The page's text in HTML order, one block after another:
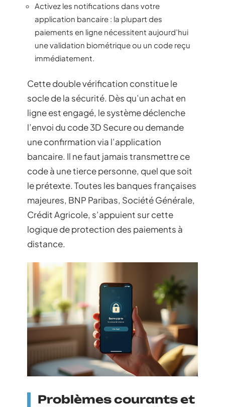
Activez les notifications dans votre
application bancaire : la plupart des
paiements en ligne nécessitent aujourd’hui
une validation biométrique ou un code reçu
immédiatement.
Cette double vérification constitue le
socle de la sécurité. Dès qu’un achat en
ligne est engagé, le système déclenche
l’envoi du code 3D Secure ou demande
une confirmation via l’application
bancaire. Il ne faut jamais transmettre ce
code à une tierce personne, quel que soit
le prétexte. Toutes les banques françaises
majeures, BNP Paribas, Société Générale,
Crédit Agricole, s’appuient sur cette
logique de protection des paiements à
distance.
Problèmes courants et